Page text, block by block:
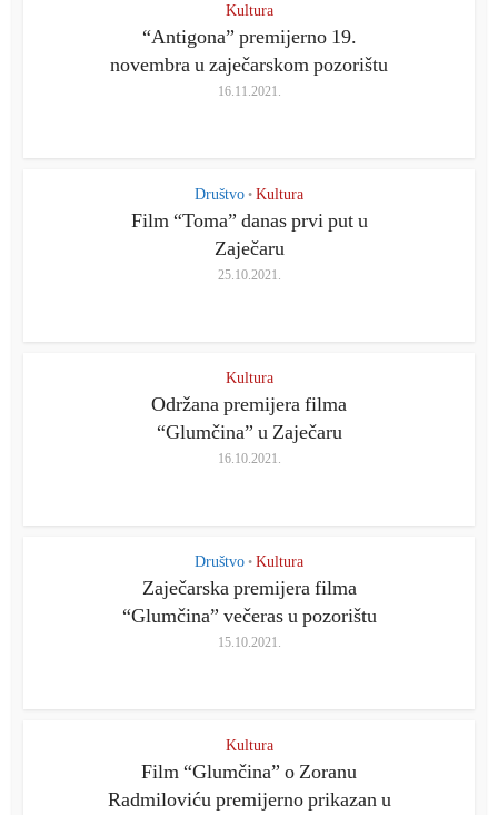
Kultura
“Antigona” premijerno 19.
novembra u zaječarskom pozorištu
16.11.2021.
Društvo • Kultura
Film “Toma” danas prvi put u
Zaječaru
25.10.2021.
Kultura
Održana premijera filma
“Glumčina” u Zaječaru
16.10.2021.
Društvo • Kultura
Zaječarska premijera filma
“Glumčina” večeras u pozorištu
15.10.2021.
Kultura
Film “Glumčina” o Zoranu
Radmiloviću premijerno prikazan u